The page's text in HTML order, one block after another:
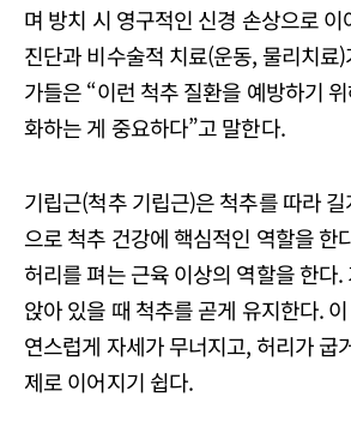
며 방치 시 영구적인 신경 손상으로 이
진단과 비수술적 치료(운동, 물리치료
가들은 “이런 척추 질환을 예방하기
화하는 게 중요하다”고 말한다.
기립근(척추 기립근)은 척추를 따라
으로 척추 건강에 핵심적인 역할을 한
허리를 펴는 근육 이상의 역할을 한다
앉아 있을 때 척추를 곧게 유지한다.
연스럽게 자세가 무너지고, 허리가 굽
제로 이어지기 쉽다.